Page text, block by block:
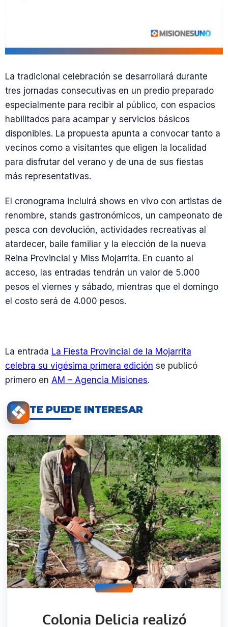
La tradicional celebración se desarrollará durante
tres jornadas consecutivas en un predio preparado
especialmente para recibir al público, con espacios
habilitados para acampar y servicios básicos
disponibles. La propuesta apunta a convocar tanto a
vecinos como a visitantes que eligen la localidad
para disfrutar del verano y de una de sus fiestas
más representativas.
El cronograma incluirá shows en vivo con artistas de
renombre, stands gastronómicos, un campeonato de
pesca con devolución, actividades recreativas al
atardecer, baile familiar y la elección de la nueva
Reina Provincial y Miss Mojarrita. En cuanto al
acceso, las entradas tendrán un valor de 5.000
pesos el viernes y sábado, mientras que el domingo
el costo será de 4.000 pesos.
La entrada La Fiesta Provincial de la Mojarrita
celebra su vigésima primera edición se publicó
primero en AM – Agencia Misiones.
TE PUEDE INTERESAR